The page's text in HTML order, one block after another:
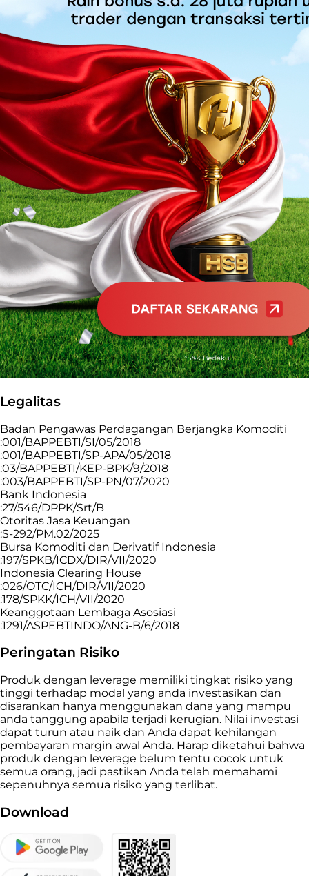
Legalitas
Badan Pengawas Perdagangan Berjangka Komoditi
:001/BAPPEBTI/SI/05/2018
:001/BAPPEBTI/SP-APA/05/2018
:03/BAPPEBTI/KEP-BPK/9/2018
:003/BAPPEBTI/SP-PN/07/2020
Bank Indonesia
:27/546/DPPK/Srt/B
Otoritas Jasa Keuangan
:S-292/PM.02/2025
Bursa Komoditi dan Derivatif Indonesia
:197/SPKB/ICDX/DIR/VII/2020
Indonesia Clearing House
:026/OTC/ICH/DIR/VII/2020
:178/SPKK/ICH/VII/2020
Keanggotaan Lembaga Asosiasi
:1291/ASPEBTINDO/ANG-B/6/2018
Peringatan Risiko
Produk dengan leverage memiliki tingkat risiko yang
tinggi terhadap modal yang anda investasikan dan
disarankan hanya menggunakan dana yang mampu
anda tanggung apabila terjadi kerugian. Nilai investasi
dapat turun atau naik dan Anda dapat kehilangan
pembayaran margin awal Anda. Harap diketahui bahwa
produk dengan leverage belum tentu cocok untuk
semua orang, jadi pastikan Anda telah memahami
sepenuhnya semua risiko yang terlibat.
Download